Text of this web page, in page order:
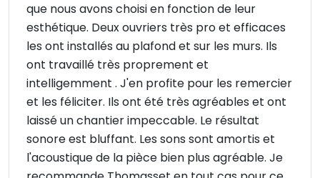
que nous avons choisi en fonction de leur
esthétique. Deux ouvriers très pro et efficaces
les ont installés au plafond et sur les murs. Ils
ont travaillé très proprement et
intelligemment . J'en profite pour les remercier
et les féliciter. Ils ont été très agréables et ont
laissé un chantier impeccable. Le résultat
sonore est bluffant. Les sons sont amortis et
l'acoustique de la pièce bien plus agréable. Je